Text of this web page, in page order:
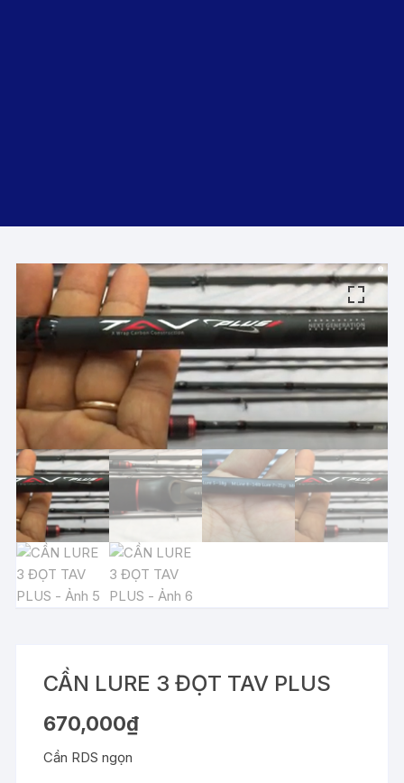
CẦN LURE 3 ĐỌT TAV PLUS
670,000₫
Cần RDS ngọn